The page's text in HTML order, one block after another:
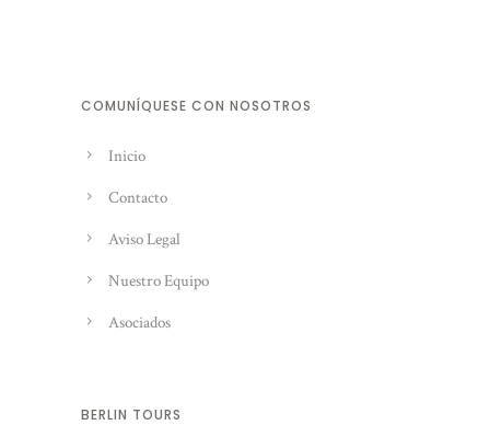
COMUNÍQUESE CON NOSOTROS
Inicio
Contacto
Aviso Legal
Nuestro Equipo
Asociados
BERLIN TOURS